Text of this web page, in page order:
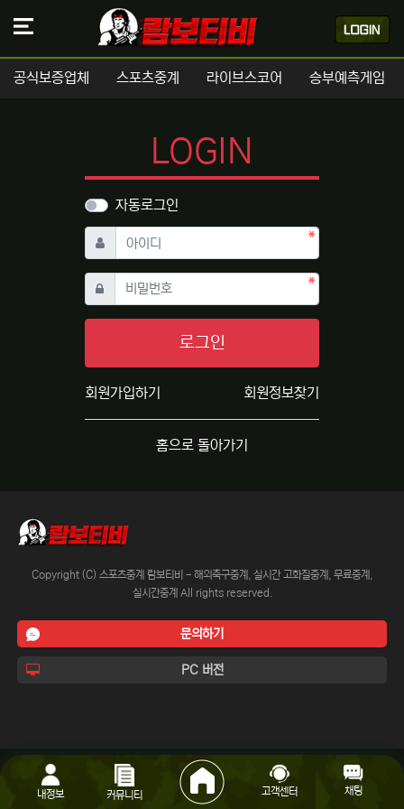
공식보증업체 스포츠중계 라이브스코어 승부예측게임
LOGIN
자동로그인
아이디 필수
비밀번호필수
로그인
회원가입하기 회원정보찾기
홈으로 돌아가기
Copyright (C) 스포츠중계 람보티비 - 해외축구중계, 실시간 고화질중계, 무료중계,
실시간중계 All rights reserved.
문의하기
PC 버전
내정보 커뮤니티 고객센터 채팅